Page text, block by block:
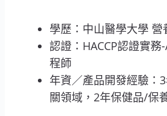
學歷：中山醫學大學 營
認證：HACCP認證實務
程師
年資／產品開發經驗：
關領域，2年保健品/保